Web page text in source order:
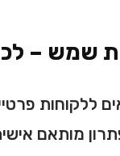
שמש –
מותאם